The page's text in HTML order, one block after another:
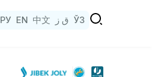
РУ EN 中文 ق ز ЎЗ